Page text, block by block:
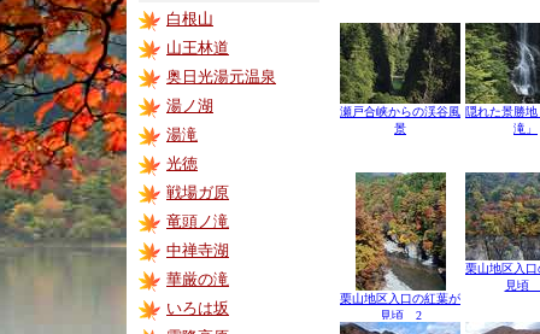
白根山
山王林道
奥日光湯元温泉
湯ノ湖
湯滝
光徳
戦場ガ原
竜頭ノ滝
中禅寺湖
華厳の滝
いろは坂
瀬戸合峡からの渓谷風
景
隠れた景勝
滝」
栗山地区入口の紅葉が
見頃 2
栗山地区入
見頃